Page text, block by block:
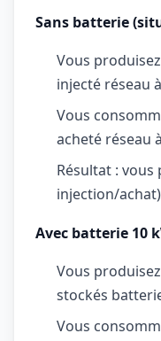
Sans batterie
Vous
injecté réseau
Vous
acheté réseau
Résultat : vous
injection/achat)
Avec batterie 10
Vous
stockés
Vous